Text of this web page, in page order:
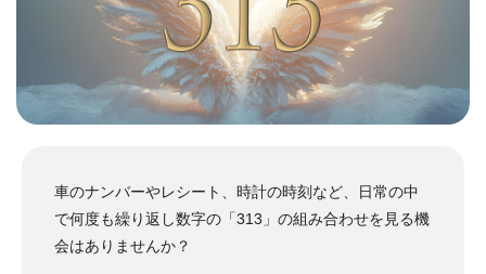
車のナンバーやレシート、時計の時刻など、日常の中
で何度も繰り返し数字の「313」の組み合わせを見る機
会はありませんか？